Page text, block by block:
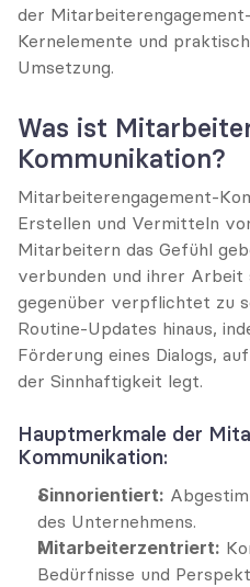
der
Kernelemente und
Umsetzung.
Was ist
Kommunikation?
Mitarbeiterengagement-
Erstellen und Vermitteln
Mitarbeitern das Gefühl
verbunden und ihrer Arbeit
gegenüber verpflichtet zu
Routine-Updates hinaus,
Förderung eines Dialogs,
der Sinnhaftigkeit legt.
Hauptmerkmale der
Kommunikation:
Sinnorientiert:
des Unternehmens.
Mitarbeiterzentriert:
Bedürfnisse und